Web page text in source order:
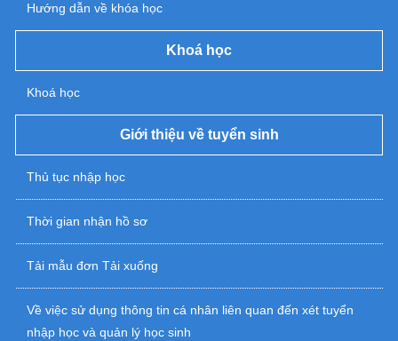
Hướng dẫn về khóa học
Khoá học
Khoá học
Giới thiệu về tuyển sinh
Thủ tục nhập học
Thời gian nhận hồ sơ
Tải mẫu đơn Tải xuống
Về việc sử dụng thông tin cá nhân liên quan đến xét tuyển
nhập học và quản lý học sinh